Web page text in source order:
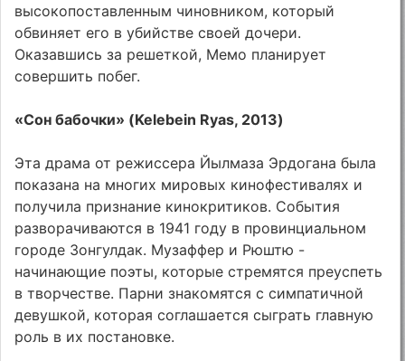
высокопоставленным чиновником, который
обвиняет его в убийстве своей дочери.
Оказавшись за решеткой, Мемо планирует
совершить побег.
«Сон бабочки» (Kelebein Ryas, 2013)
Эта драма от режиссера Йылмаза Эрдогана была
показана на многих мировых кинофестивалях и
получила признание кинокритиков. События
разворачиваются в 1941 году в провинциальном
городе Зонгулдак. Музаффер и Рюштю -
начинающие поэты, которые стремятся преуспеть
в творчестве. Парни знакомятся с симпатичной
девушкой, которая соглашается сыграть главную
роль в их постановке.